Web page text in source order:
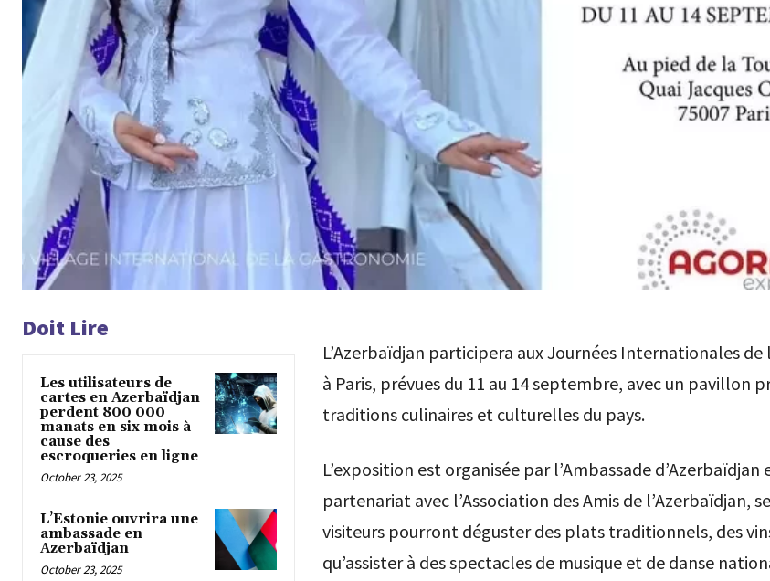
Doit Lire
Les utilisateurs de
cartes en Azerbaïdjan
perdent 800 000
manats en six mois à
cause des
escroqueries en ligne
October 23, 2025
L’Estonie ouvrira une
ambassade en
Azerbaïdjan
October 23, 2025
L’Azerbaïdjan participera aux Journées Internationales
à Paris, prévues du 11 au 14 septembre, avec un pavillon
traditions culinaires et culturelles du pays.
L’exposition est organisée par l’Ambassade d’Azerbaïdjan
partenariat avec l’Association des Amis de l’Azerbaïdjan,
visiteurs pourront déguster des plats traditionnels, des
qu’assister à des spectacles de musique et de danse